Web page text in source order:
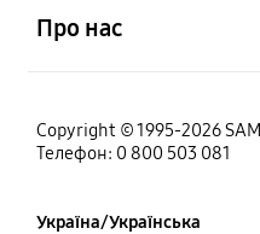
Про нас
Copyright © 1995-2026
Телефон: 0 800 503 081
Україна/Українська